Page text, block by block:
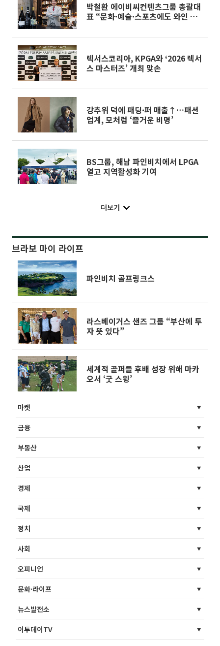
박철환 에이비씨컨텐츠그룹 총괄대
표 “문화·예술·스포츠에도 와인 스
렉서스코리아, KPGA와 ‘2026 렉서
스 마스터즈’ 개최 맞손
강추위 덕에 패딩·퍼 매출↑…패션
업계, 모처럼 ‘즐거운 비명’
BS그룹, 해남 파인비치에서 LPGA
열고 지역활성화 기여
더보기
브라보 마이 라이프
파인비치 골프링크스
라스베이거스 샌즈 그룹 “부산에 투
자 뜻 있다”
세계적 골퍼들 후배 성장 위해 마카
오서 ‘굿 스윙’
마켓
금융
부동산
산업
경제
국제
정치
사회
오피니언
문화·라이프
뉴스발전소
이투데이TV